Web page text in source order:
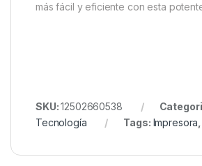
más fácil y eficiente con esta
SKU:12502660538
Tecnología
Tags: Impresora